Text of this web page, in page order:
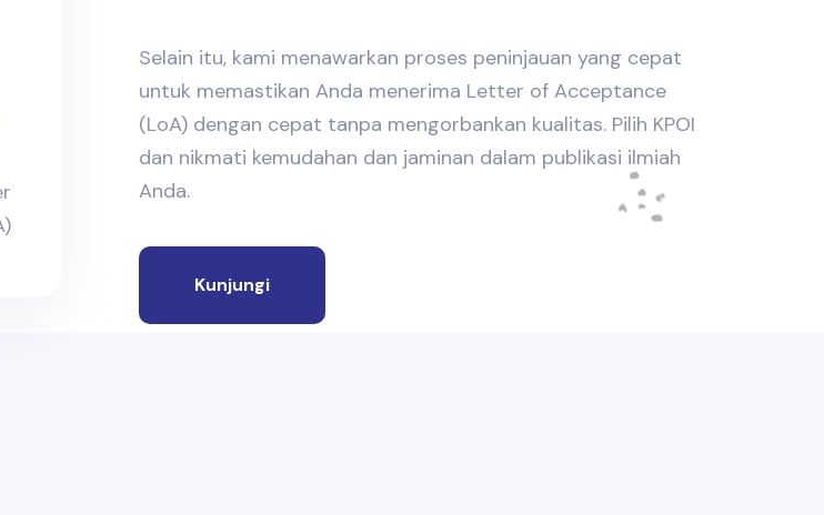
Selain itu, kami menawarkan proses peninjauan yang cepat
untuk memastikan Anda menerima Letter of Acceptance
(LoA) dengan cepat tanpa mengorbankan kualitas. Pilih KPOI
dan nikmati kemudahan dan jaminan dalam publikasi ilmiah
Anda.
Kunjungi